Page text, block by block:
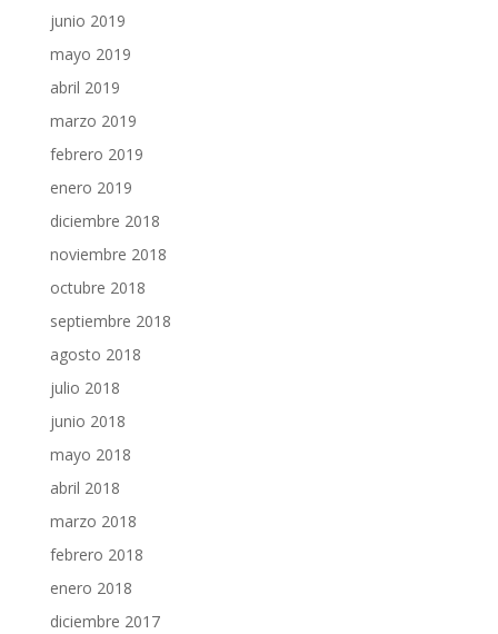
junio 2019
mayo 2019
abril 2019
marzo 2019
febrero 2019
enero 2019
diciembre 2018
noviembre 2018
octubre 2018
septiembre 2018
agosto 2018
julio 2018
junio 2018
mayo 2018
abril 2018
marzo 2018
febrero 2018
enero 2018
diciembre 2017